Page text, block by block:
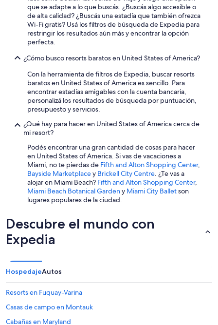
que se adapte a lo que buscás. ¿Buscás algo accesible o
de alta calidad? ¿Buscás una estadía que también ofrezca
Wi-Fi gratis? Usá los filtros de búsqueda de Expedia para
restringir los resultados aún más y encontrar la opción
perfecta.
¿Cómo busco resorts baratos en United States of America?
Con la herramienta de filtros de Expedia, buscar resorts
baratos en United States of America es sencillo. Para
encontrar estadías amigables con la cuenta bancaria,
personalizá los resultados de búsqueda por puntuación,
presupuesto y servicios.
¿Qué hay para hacer en United States of America cerca de
mi resort?
Podés encontrar una gran cantidad de cosas para hacer
en United States of America. Si vas de vacaciones a
Miami, no te pierdas de Fifth and Alton Shopping Center,
Bayside Marketplacey Brickell City Centre. ¿Te vas a
alojar en Miami Beach? Fifth and Alton Shopping Center,
Miami Beach Botanical Gardeny Miami City Balletson
lugares populares de la ciudad.
Descubre el mundo con
Expedia
HospedajeAutos
Resorts en Fuquay-Varina
Casas de campo en Montauk
Cabañas en Maryland